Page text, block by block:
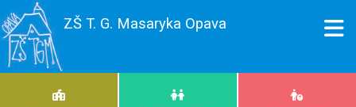
ZŠ T. G. Masaryka Opava